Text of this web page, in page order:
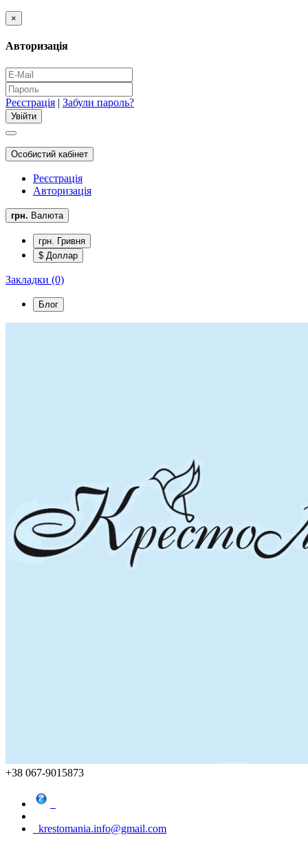
×
Авторизація
Реєстрація | Забули пароль?
Особистий кабінет
Реєстрація
Авторизація
грн. Валюта
грн. Гривня
$ Доллар
Закладки (0)
Блог
+38 067-9015873
krestomania.info@gmail.com